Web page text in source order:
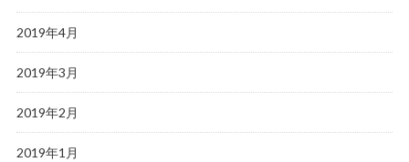
2019年4月
2019年3月
2019年2月
2019年1月